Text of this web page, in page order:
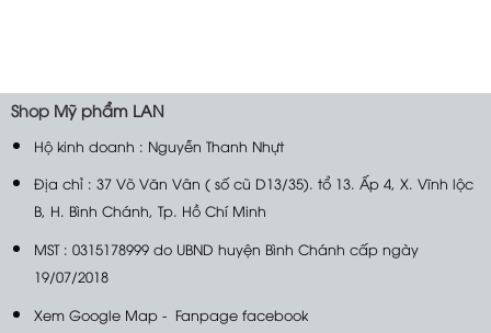
Shop Mỹ phẩm LAN
Hộ kinh doanh : Nguyễn Thanh Nhựt
Địa chỉ : 37 Võ Văn Vân ( số cũ D13/35). tổ 13. Ấp 4, X. Vĩnh lộc
B, H. Bình Chánh, Tp. Hồ Chí Minh
MST : 0315178999 do UBND huyện Bình Chánh cấp ngày
19/07/2018
Xem Google Map- Fanpage facebook